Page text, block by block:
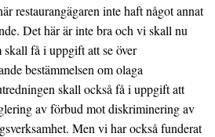
restaurangägaren inte haft något annat
Det här är inte bra och vi skall nu
få i uppgift att se över
bestämmelsen om olaga
skall också få i uppgift att
av förbud mot diskriminering av
Men vi har också funderat